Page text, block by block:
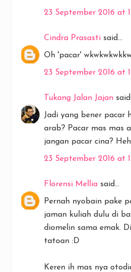
23 September 2016 at
Cindra Prasasti said...
Oh 'pacar'
23 September 2016 at
Tukang Jalan Jajan
Jadi yang bener pacar
arab? Pacar mas mas
jangan pacar cina?
23 September 2016 at
Florensi Mellia said...
Pernah nyobain pake
jaman kuliah dulu di
diomelin sama emak.
tatoan :D
Keren ih mas nya